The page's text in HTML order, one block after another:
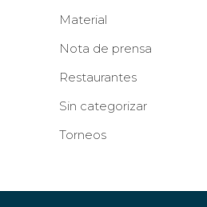
Material
Nota de prensa
Restaurantes
Sin categorizar
Torneos